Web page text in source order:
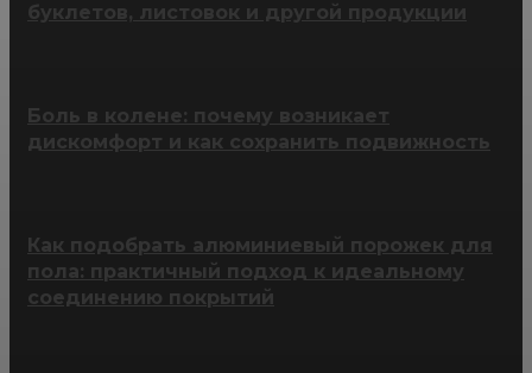
буклетов, листовок и другой продукции
Боль в колене: почему возникает
дискомфорт и как сохранить подвижность
Как подобрать алюминиевый порожек для
пола: практичный подход к идеальному
соединению покрытий